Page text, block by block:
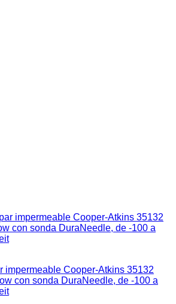
impermeable Cooper-Atkins 35132
con sonda DuraNeedle, de -100 a